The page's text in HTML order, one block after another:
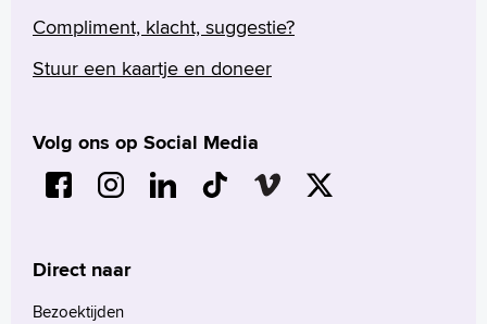
Compliment, klacht, suggestie?
Stuur een kaartje en doneer
Volg ons op Social Media
Direct naar
Bezoektijden